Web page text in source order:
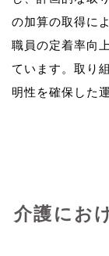
の加算の取得に
職員の定着率向
ています。取り
介護にお